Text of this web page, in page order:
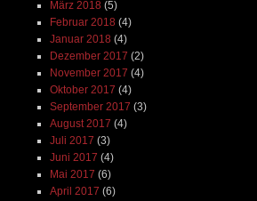
März 2018 (5)
Februar 2018 (4)
Januar 2018 (4)
Dezember 2017 (2)
November 2017 (4)
Oktober 2017 (4)
September 2017 (3)
August 2017 (4)
Juli 2017 (3)
Juni 2017 (4)
Mai 2017 (6)
April 2017 (6)